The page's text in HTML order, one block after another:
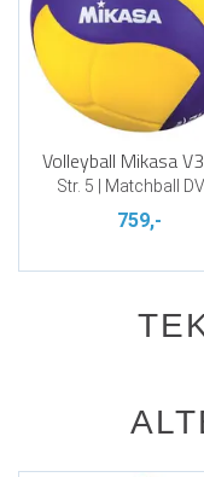
Volleyball Mikasa
Str. 5 | Matchball
759,-